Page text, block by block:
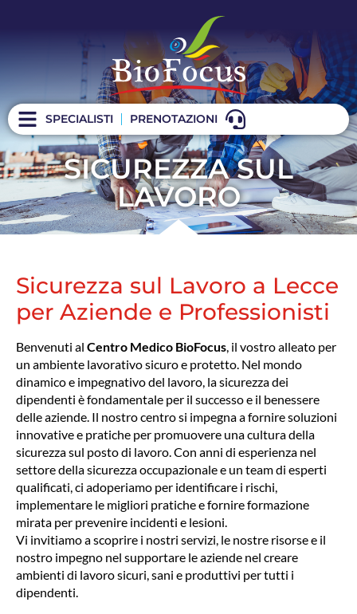
SPECIALISTI PRENOTAZIONI
SICUREZZA SUL
LAVORO
Sicurezza sul Lavoro a Lecce
per Aziende e Professionisti
Benvenuti al Centro Medico BioFocus, il vostro alleato per
un ambiente lavorativo sicuro e protetto. Nel mondo
dinamico e impegnativo del lavoro, la sicurezza dei
dipendenti è fondamentale per il successo e il benessere
delle aziende. Il nostro centro si impegna a fornire soluzioni
innovative e pratiche per promuovere una cultura della
sicurezza sul posto di lavoro. Con anni di esperienza nel
settore della sicurezza occupazionale e un team di esperti
qualificati, ci adoperiamo per identificare i rischi,
implementare le migliori pratiche e fornire formazione
mirata per prevenire incidenti e lesioni.
Vi invitiamo a scoprire i nostri servizi, le nostre risorse e il
nostro impegno nel supportare le aziende nel creare
ambienti di lavoro sicuri, sani e produttivi per tutti i
dipendenti.